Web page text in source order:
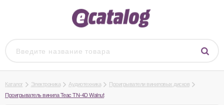
Каталог Электроника Аудиотехника
Проигрыватели виниловых дисков
Проигрыватель винила Teac TN-4D Walnut